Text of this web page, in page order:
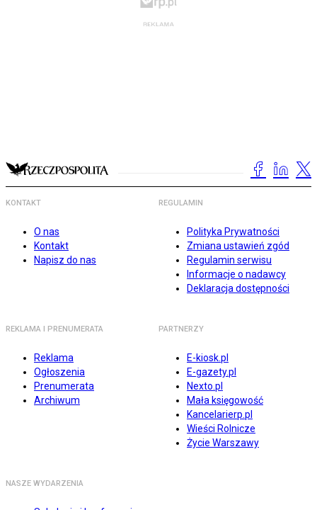
KONTAKT
O nas
Kontakt
Napisz do nas
REGULAMIN
Polityka Prywatności
Zmiana ustawień zgód
Regulamin serwisu
Informacje o nadawcy
Deklaracja dostępności
REKLAMA I PRENUMERATA
Reklama
Ogłoszenia
Prenumerata
Archiwum
PARTNERZY
E-kiosk.pl
E-gazety.pl
Nexto.pl
Mała księgowość
Kancelarierp.pl
Wieści Rolnicze
Życie Warszawy
NASZE WYDARZENIA